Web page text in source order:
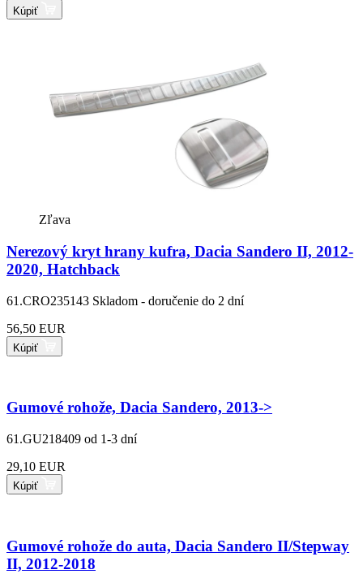
Kúpiť
Zľava
Nerezový kryt hrany kufra, Dacia Sandero II, 2012-
2020, Hatchback
61.CRO235143 Skladom - doručenie do 2 dní
56,50 EUR
Kúpiť
Gumové rohože, Dacia Sandero, 2013->
61.GU218409 od 1-3 dní
29,10 EUR
Kúpiť
Gumové rohože do auta, Dacia Sandero II/Stepway
II, 2012-2018